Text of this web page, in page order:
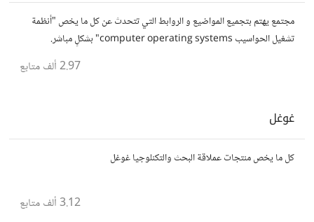
مجتمع يهتم بتجميع المواضيع و الروابط التي تتحدث عن كل ما يخص "أنظمة
تشغيل الحواسيب computer operating systems" بشكلٍ مباشر.
2.97 ألف متابع
غوغل
كل ما يخص منتجات عملاقة البحث والتكنلوجيا غوغل
3.12 ألف متابع